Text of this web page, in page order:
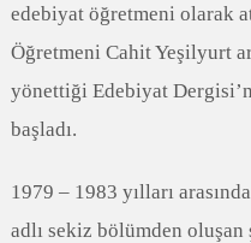
edebiyat öğretmeni olarak
Öğretmeni Cahit Yeşilyurt
yönettiği Edebiyat
başladı.
1979 – 1983 yılları
adlı sekiz bölümden